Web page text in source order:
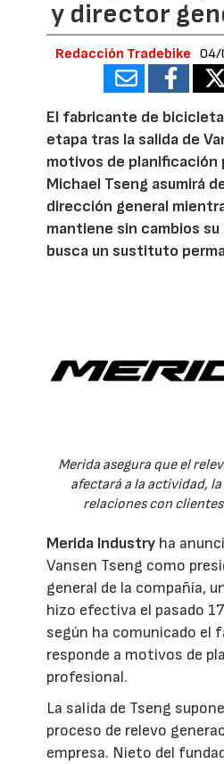
y director
Redacción Tradebike 04/
El fabricante de
etapa tras la salida de
motivos de planificación
Michael Tseng asumirá
dirección general
mantiene sin cambios
busca un sustituto
Merida asegura que el
afectará a la actividad,
relaciones con
Merida Industry ha
Vansen Tseng como
general de la compañía,
hizo efectiva el pasado
según ha comunicado el
responde a motivos de
profesional.
La salida de Tseng
proceso de relevo
empresa. Nieto del